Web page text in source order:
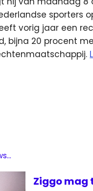
sporters
vorig jaar een
bijna 20 procent
Ziggo mag